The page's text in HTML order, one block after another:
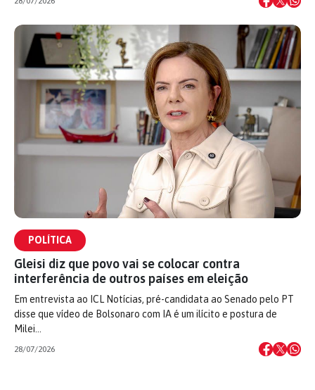
POLÍTICA
Gleisi diz que povo vai se colocar contra
interferência de outros países em eleição
Em entrevista ao ICL Notícias, pré-candidata ao Senado pelo PT
disse que vídeo de Bolsonaro com IA é um ilícito e postura de
Milei…
28/07/2026